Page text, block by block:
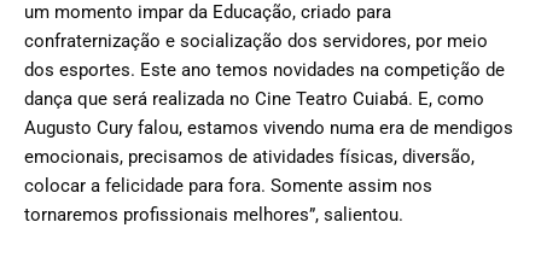
um momento impar da Educação, criado para
confraternização e socialização dos servidores, por meio
dos esportes. Este ano temos novidades na competição de
dança que será realizada no Cine Teatro Cuiabá. E, como
Augusto Cury falou, estamos vivendo numa era de mendigos
emocionais, precisamos de atividades físicas, diversão,
colocar a felicidade para fora. Somente assim nos
tornaremos profissionais melhores”, salientou.